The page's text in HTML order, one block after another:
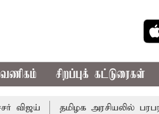
வணிகம் சிறப்புக் கட்டுரைகள்
தமிழக அரசியலில் பரபரப்பு;